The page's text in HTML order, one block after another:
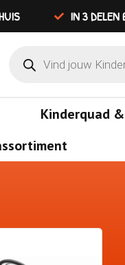
IN 3 DELEN
Kinderquad